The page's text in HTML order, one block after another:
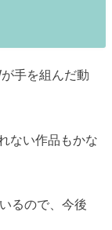
手を組んだ動
ない作品もかな
るので、今後